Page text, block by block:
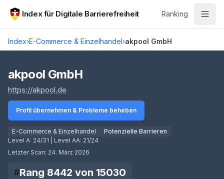
Zum Hauptinhalt springen
Index für Digitale Barrierefreiheit Ranking
Index›E-Commerce & Einzelhandel›akpool GmbH
Score lädt
akpool GmbH
https://akpool.de
Profil übernehmen & Probleme beheben
E-Commerce & Einzelhandel
Potenzielle Barrieren
Level A: 24/31 | Level AA: 21/24
Letzter Scan: 24. März 2026
#Rang 8442 von 15030